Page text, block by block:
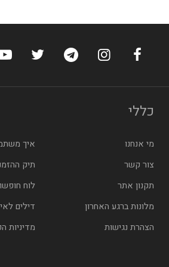
ערוץ הפייסבוק של
ערוץ האינסטגרם
ערוץ הטלגרם
ערוץ
כללי
מי אנחנו
איך
צור קשר
תיק
תקנון אתר
לוח
מלונות ברגע האחרון
דילים
הצהרת נגישות
מדיניות